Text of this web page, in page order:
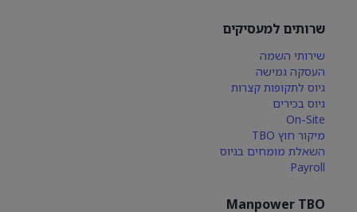
שרותים למעסיקים
שירותי השמה
העסקה גמישה
גיוס לתקופות קצרות
גיוס בכירים
On-Site
מיקור חוץ TBO
השאלת מומחים בגיוס
Payroll
Manpower TBO